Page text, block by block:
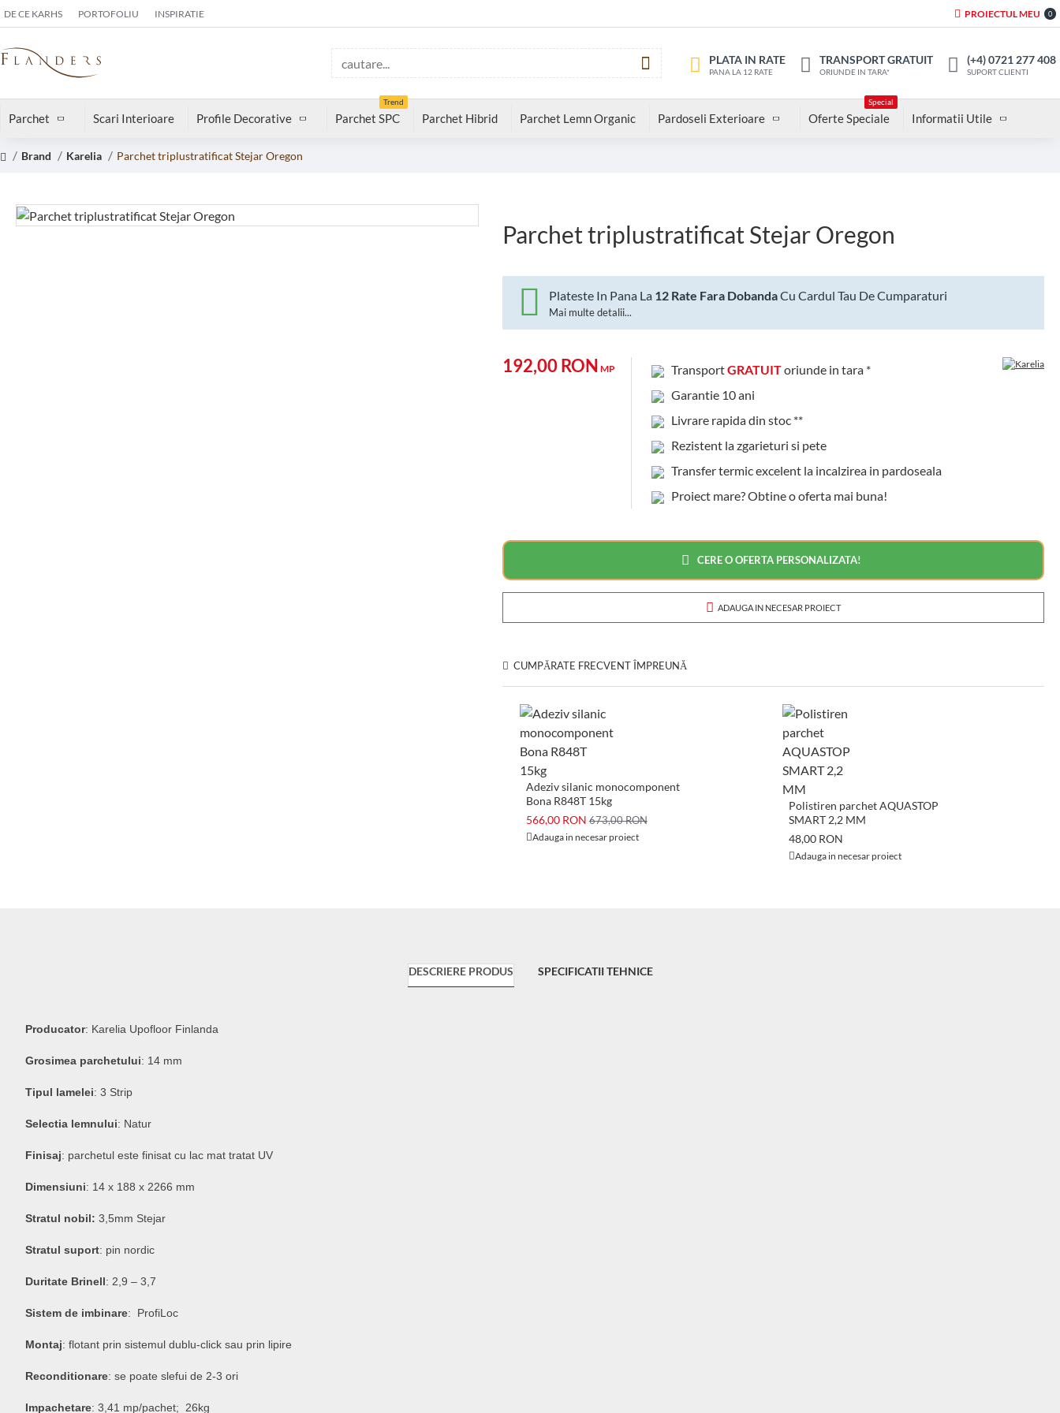
DE CE KARHS PORTOFOLIU INSPIRATIE PROIECTUL MEU 0
PLATA IN RATE
PANA LA 12 RATE
TRANSPORT GRATUIT
ORIUNDE IN TARA*
(+4) 0721 277 408
SUPORT CLIENTI
Parchet Scari Interioare Profile Decorative Parchet SPC
Trend
Parchet Hibrid Parchet Lemn Organic Pardoseli Exterioare Oferte Speciale
Special
Informatii Utile
Brand Karelia Parchet triplustratificat Stejar Oregon
Parchet triplustratificat Stejar Oregon
Plateste In Pana La 12 Rate Fara DobandaCu Cardul Tau De Cumparaturi
Mai multe detalii...
192,00 RON MP TransportGRATUIToriunde in tara *
Garantie 10 ani
Livrare rapida din stoc **
Rezistent la zgarieturi si pete
Transfer termic excelent la incalzirea in pardoseala
Proiect mare? Obtine o oferta mai buna!
CERE O OFERTA PERSONALIZATA!
ADAUGA IN NECESAR PROIECT
CUMPĂRATE FRECVENT ÎMPREUNĂ
Adeziv silanic monocomponent
Bona R848T 15kg
566,00 RON 673,00 RON
Adauga in necesar proiect
Polistiren parchet AQUASTOP
SMART 2,2 MM
48,00 RON
Adauga in necesar proiect
DESCRIERE PRODUS SPECIFICATII TEHNICE
Producator: Karelia Upofloor Finlanda
Grosimea parchetului: 14 mm
Tipul lamelei: 3 Strip
Selectia lemnului: Natur
Finisaj: parchetul este finisat cu lac mat tratat UV
Dimensiuni: 14 x 188 x 2266 mm
Stratul nobil: 3,5mm Stejar
Stratul suport: pin nordic
Duritate Brinell: 2,9 – 3,7
Sistem de imbinare: ProfiLoc
Montaj: flotant prin sistemul dublu-click sau prin lipire
Reconditionare: se poate slefui de 2-3 ori
Impachetare: 3,41 mp/pachet; 26kg